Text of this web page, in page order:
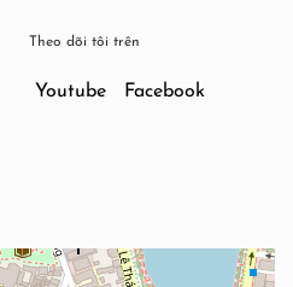
Theo dõi tôi trên
Youtube Facebook